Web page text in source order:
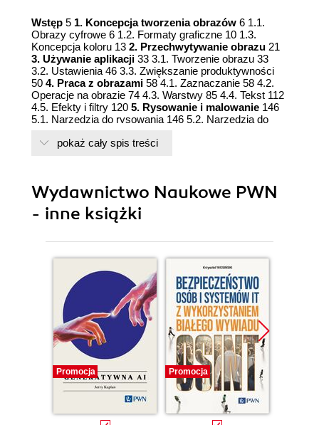
Wstęp 5 1. Koncepcja tworzenia obrazów 6 1.1.
Obrazy cyfrowe 6 1.2. Formaty graficzne 10 1.3.
Koncepcja koloru 13 2. Przechwytywanie obrazu 21
3. Używanie aplikacji 33 3.1. Tworzenie obrazu 33
3.2. Ustawienia 46 3.3. Zwiększanie produktywności
50 4. Praca z obrazami 58 4.1. Zaznaczanie 58 4.2.
Operacje na obrazie 74 4.3. Warstwy 85 4.4. Tekst 112
4.5. Efekty i filtry 120 5. Rysowanie i malowanie 146
5.1. Narzędzia do rysowania 146 5.2. Narzędzia do
Zapisywanie wyników pracy
pokaż cały spis treści
Wydawnictwo Naukowe PWN
- inne książki
Promocja Promocja